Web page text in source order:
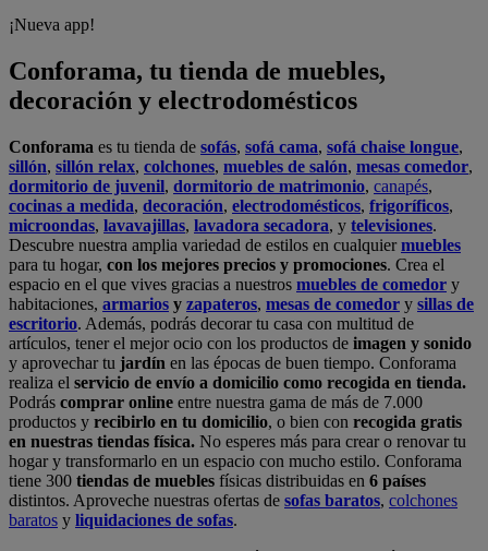
¡Nueva app!
Conforama, tu tienda de muebles,
decoración y electrodomésticos
Conforama es tu tienda de sofás, sofá cama, sofá chaise longue,
sillón, sillón relax, colchones, muebles de salón, mesas comedor,
dormitorio de juvenil, dormitorio de matrimonio, canapés,
cocinas a medida, decoración, electrodomésticos, frigoríficos,
microondas, lavavajillas, lavadora secadora, y televisiones.
Descubre nuestra amplia variedad de estilos en cualquiermuebles
para tu hogar, con los mejores precios y promociones. Crea el
espacio en el que vives gracias a nuestros muebles de comedor y
habitaciones, armarios y zapateros, mesas de comedor y sillas de
escritorio. Además, podrás decorar tu casa con multitud de
artículos, tener el mejor ocio con los productos de imagen y sonido
y aprovechar tu jardín en las épocas de buen tiempo. Conforama
realiza el servicio de envío a domicilio como recogida en tienda.
Podrás comprar online entre nuestra gama de más de 7.000
productos y recibirlo en tu domicilio, o bien con recogida gratis
en nuestras tiendas física. No esperes más para crear o renovar tu
hogar y transformarlo en un espacio con mucho estilo. Conforama
tiene 300 tiendas de muebles físicas distribuidas en 6 países
distintos. Aproveche nuestras ofertas de sofas baratos, colchones
baratos y liquidaciones de sofas.